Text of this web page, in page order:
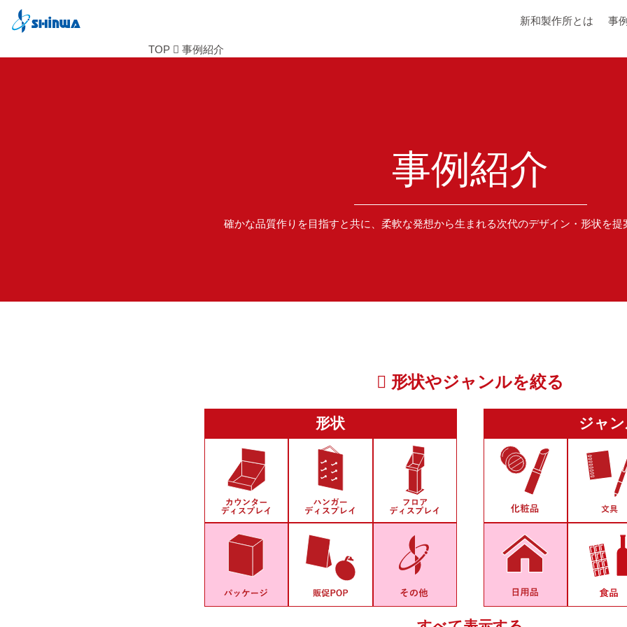
新和製作所とは 事
TOP 事例紹介
事例紹介
確かな品質作りを目指すと共に、柔軟な発想から生まれる次代のデザイン・形状を提
形状やジャンルを絞る
形状 ジャ